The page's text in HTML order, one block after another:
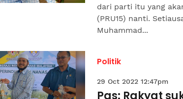
dari parti itu yang
(PRU15) nanti.
Muhammad...
Politik
29 Oct 2022 12:47pm
Pas: Rakyat